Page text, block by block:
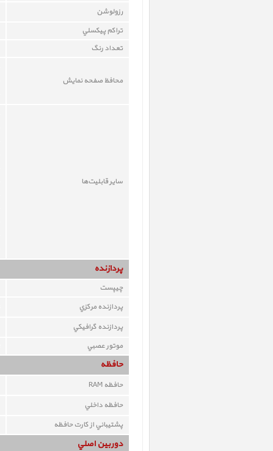
رزولوشن
تراکم پيکسلي
تعداد رنگ
محافظ صفحه نمايش
ساير قابليت‌ها
پردازنده
چيپست
پردازنده مرکزي
پردازنده گرافيکي
موتور عصبي
حافظه
حافظه RAM
حافظه داخلي
پشتيباني از کارت حافظه
دوربين اصلي